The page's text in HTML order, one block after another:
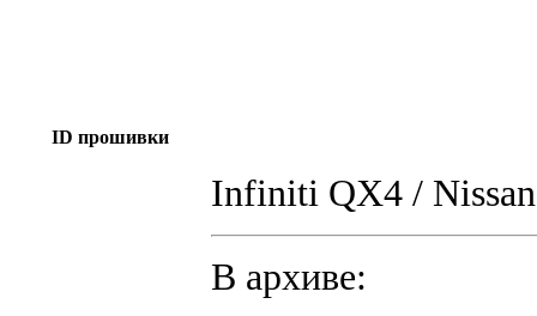
ID прошивки
Infiniti QX4 /
В архиве: